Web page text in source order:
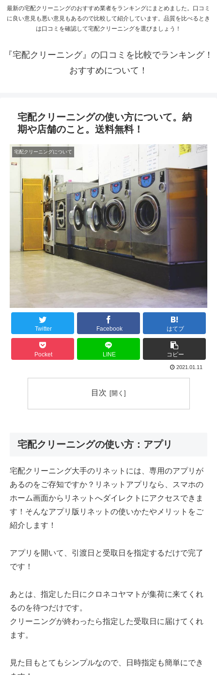
最新の宅配クリーニングのおすすめ業者をランキングにまとめました。口コミ
に良い意見も悪い意見もあるので比較して紹介しています。品質を比べるとき
は口コミを確認して宅配クリーニングを選びましょう！
『宅配クリーニング』の口コミを比較でランキング！
おすすめについて！
宅配クリーニングの使い方について。納
期や店舗のこと。送料無料！
宅配クリーニングについて
Twitter Facebook はてブ
Pocket LINE コピー
2021.01.11
目次
宅配クリーニングの使い方：アプリ
宅配クリーニング大手のリネットには、専用のアプリが
あるのをご存知ですか？リネットアプリなら、スマホの
ホーム画面からリネットへダイレクトにアクセスできま
す！そんなアプリ版リネットの使いかたやメリットをご
紹介します！
アプリを開いて、引渡日と受取日を指定するだけで完了
です！
あとは、指定した日にクロネコヤマトが集荷に来てくれ
るのを待つだけです。
クリーニングが終わったら指定した受取日に届けてくれ
ます。
見た目もとてもシンプルなので、日時指定も簡単にでき